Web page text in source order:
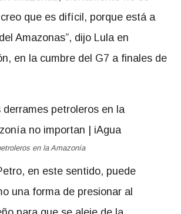
que es difícil, porque está a
Amazonas”, dijo Lula en
en la cumbre del G7 a finales de
en la Amazonía
en este sentido, puede
una forma de presionar al